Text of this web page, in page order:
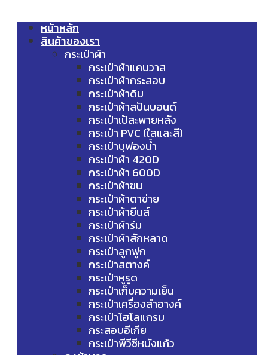
หน้าหลัก
สินค้าของเรา
กระเป๋าผ้า
กระเป๋าผ้าแคนวาส
กระเป๋าผ้ากระสอบ
กระเป๋าผ้าดิบ
กระเป๋าผ้าสปันบอนด์
กระเป๋าเป้สะพายหลัง
กระเป๋า PVC (ใสและสี)
กระเป๋าบุฟองน้ำ
กระเป๋าผ้า 420D
กระเป๋าผ้า 600D
กระเป๋าผ้าขน
กระเป๋าผ้าตาข่าย
กระเป๋าผ้ายีนส์
กระเป๋าผ้าร่ม
กระเป๋าผ้าสักหลาด
กระเป๋าลูกฟูก
กระเป๋าสตางค์
กระเป๋าหูรูด
กระเป๋าเก็บความเย็น
กระเป๋าเครื่องสำอางค์
กระเป๋าโฮโลแกรม
กระสอบอีเกีย
กระเป๋าพีวีซีหนังแก้ว